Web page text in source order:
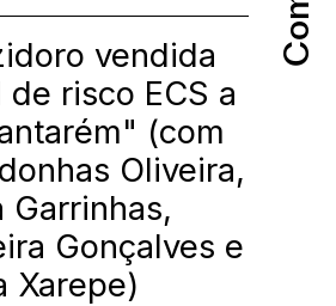
vendida
risco ECS a
(com
Oliveira,
Garrinhas,
Gonçalves e
Xarepe)